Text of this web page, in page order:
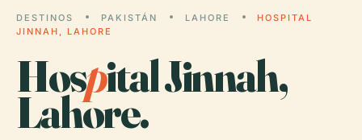
DESTINOS PAKISTÁN LAHORE
HOSPITAL
JINNAH, LAHORE
Hospital Jinnah,
Lahore.